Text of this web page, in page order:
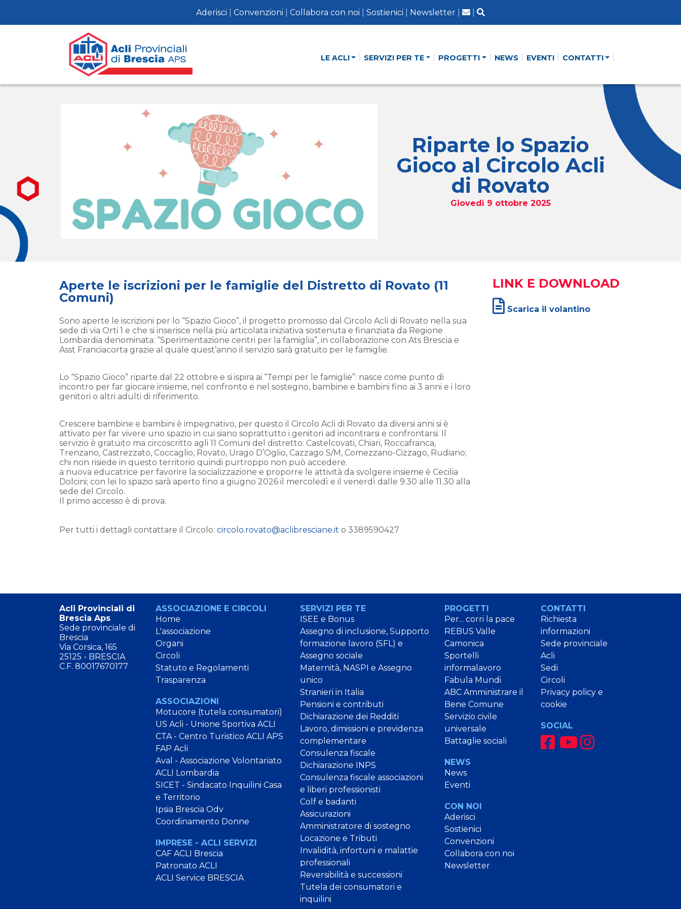
Aderisci Convenzioni Collabora con noi Sostienici Newsletter
LE ACLI SERVIZI PER TE PROGETTI NEWS EVENTI CONTATTI
Riparte lo Spazio
Gioco al Circolo Acli
di Rovato
Giovedì 9 ottobre 2025
Aperte le iscrizioni per le famiglie del Distretto di Rovato (11
Comuni)
Sono aperte le iscrizioni per lo “Spazio Gioco”, il progetto promosso dal Circolo Acli di Rovato nella sua
sede di via Orti 1 e che si inserisce nella più articolata iniziativa sostenuta e finanziata da Regione
Lombardia denominata: “Sperimentazione centri per la famiglia”, in collaborazione con Ats Brescia e
Asst Franciacorta grazie al quale quest’anno il servizio sarà gratuito per le famiglie.
Lo “Spazio Gioco” riparte dal 22 ottobre e si ispira ai “Tempi per le famiglie”: nasce come punto di
incontro per far giocare insieme, nel confronto e nel sostegno, bambine e bambini fino ai 3 anni e i loro
genitori o altri adulti di riferimento.
Crescere bambine e bambini è impegnativo, per questo il Circolo Acli di Rovato da diversi anni si è
attivato per far vivere uno spazio in cui siano soprattutto i genitori ad incontrarsi e confrontarsi. Il
servizio è gratuito ma circoscritto agli 11 Comuni del distretto: Castelcovati, Chiari, Roccafranca,
Trenzano, Castrezzato, Coccaglio, Rovato, Urago D’Oglio, Cazzago S/M, Comezzano-Cizzago, Rudiano;
chi non risiede in questo territorio quindi purtroppo non può accedere.
a nuova educatrice per favorire la socializzazione e proporre le attività da svolgere insieme è Cecilia
Dolcini; con lei lo spazio sarà aperto fino a giugno 2026 il mercoledì e il venerdì dalle 9.30 alle 11.30 alla
sede del Circolo.
Il primo accesso è di prova.
Per tutti i dettagli contattare il Circolo: circolo.rovato@aclibresciane.it o 3389590427
LINK E DOWNLOAD
Scarica il volantino
Acli Provinciali di
Brescia Aps
Sede provinciale di
Brescia
Via Corsica, 165
25125 - BRESCIA
C.F. 80017670177
ASSOCIAZIONE E CIRCOLI
Home
L'associazione
Organi
Circoli
Statuto e Regolamenti
Trasparenza
ASSOCIAZIONI
Motucore (tutela consumatori)
US Acli - Unione Sportiva ACLI
CTA - Centro Turistico ACLI APS
FAP Acli
Aval - Associazione Volontariato
ACLI Lombardia
SICET - Sindacato Inquilini Casa
e Territorio
Ipsia Brescia Odv
Coordinamento Donne
IMPRESE - ACLI SERVIZI
CAF ACLI Brescia
Patronato ACLI
ACLI Service BRESCIA
SERVIZI PER TE
ISEE e Bonus
Assegno di inclusione, Supporto
formazione lavoro (SFL) e
Assegno sociale
Maternità, NASPI e Assegno
unico
Stranieri in Italia
Pensioni e contributi
Dichiarazione dei Redditi
Lavoro, dimissioni e previdenza
complementare
Consulenza fiscale
Dichiarazione INPS
Consulenza fiscale associazioni
e liberi professionisti
Colf e badanti
Assicurazioni
Amministratore di sostegno
Locazione e Tributi
Invalidità, infortuni e malattie
professionali
Reversibilità e successioni
Tutela dei consumatori e
inquilini
PROGETTI
Per... corri la pace
REBUS Valle
Camonica
Sportelli
informalavoro
Fabula Mundi
ABC Amministrare il
Bene Comune
Servizio civile
universale
Battaglie sociali
NEWS
News
Eventi
CON NOI
Aderisci
Sostienici
Convenzioni
Collabora con noi
Newsletter
CONTATTI
Richiesta
informazioni
Sede provinciale
Acli
Sedi
Circoli
Privacy policy e
cookie
SOCIAL